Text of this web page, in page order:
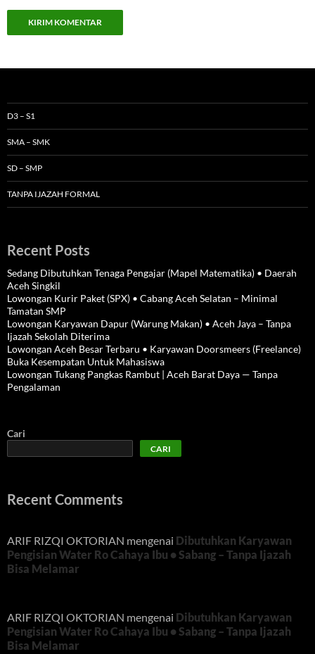
D3 – S1
SMA – SMK
SD – SMP
TANPA IJAZAH FORMAL
Recent Posts
Sedang Dibutuhkan Tenaga Pengajar (Mapel Matematika) • Daerah
Aceh Singkil
Lowongan Kurir Paket (SPX) • Cabang Aceh Selatan – Minimal
Tamatan SMP
Lowongan Karyawan Dapur (Warung Makan) • Aceh Jaya – Tanpa
Ijazah Sekolah Diterima
Lowongan Aceh Besar Terbaru • Karyawan Doorsmeers (Freelance)
Buka Kesempatan Untuk Mahasiswa
Lowongan Tukang Pangkas Rambut | Aceh Barat Daya — Tanpa
Pengalaman
Cari
CARI
Recent Comments
ARIF RIZQI OKTORIAN mengenai Dibutuhkan Karyawan
Pengisian Water Ro Cahaya Ibu • Sabang – Tanpa Ijazah
Bisa Melamar
ARIF RIZQI OKTORIAN mengenai Dibutuhkan Karyawan
Pengisian Water Ro Cahaya Ibu • Sabang – Tanpa Ijazah
Bisa Melamar